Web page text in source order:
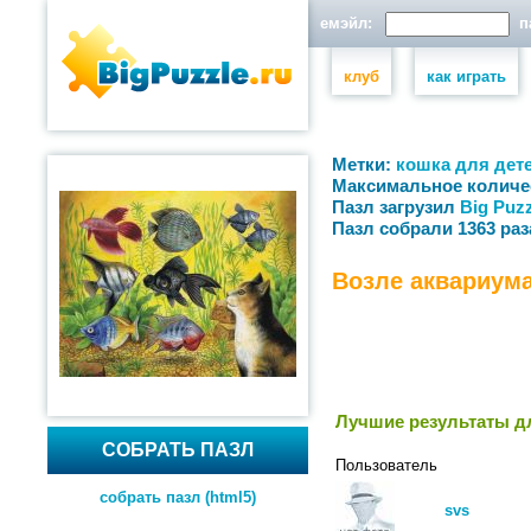
емэйл:
клуб как играть
СОБРАТЬ ПАЗЛ
собрать пазл (html5)
Метки: кошка для
Максимальное
Пазл загрузил Big
Пазл собрали 1363
Возле
Лучшие результаты
Пользователь
svs